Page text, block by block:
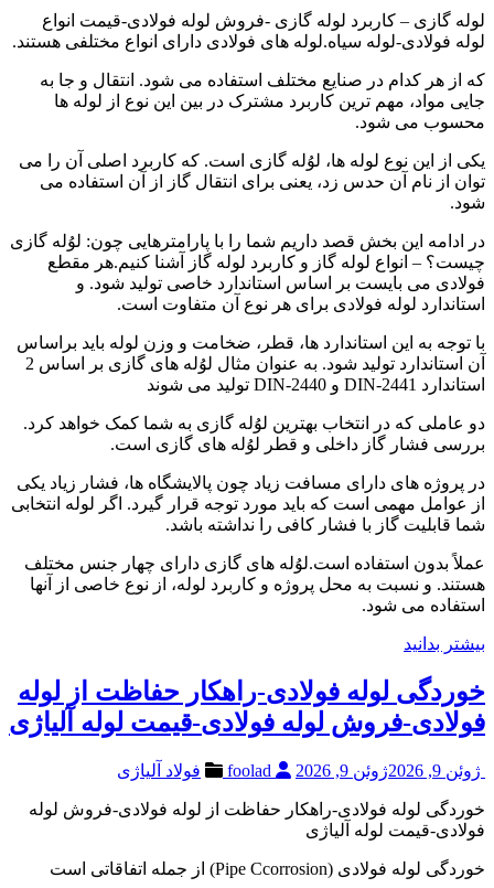
لوله گازی – کاربرد لوله گازی -فروش لوله فولادی-قیمت انواع
لوله فولادی-لوله سیاه.لوله های فولادی دارای انواع مختلفی هستند.
که از هر کدام در صنایع مختلف استفاده می شود. انتقال و جا به
جایی مواد، مهم ترین کاربرد مشترک در بین این نوع از لوله ها
محسوب می شود.
یکی از این نوع لوله ها، لوُله گازی است. که کاربرد اصلی آن را می
توان از نام آن حدس زد، یعنی برای انتقال گاز از آن استفاده می
شود.
در ادامه این بخش قصد داریم شما را با پارامترهایی چون: لوُله گازی
چیست؟ – انواع لوله گاز و کاربرد لوله گاز آشنا کنیم.هر مقطع
فولادی می بایست بر اساس استاندارد خاصی تولید شود. و
استاندارد لوله فولادی برای هر نوع آن متفاوت است.
با توجه به این استاندارد ها، قطر، ضخامت و وزن لوله باید براساس
آن استاندارد تولید شود. به عنوان مثال لوُله های گازی بر اساس 2
استاندارد DIN-2441 و DIN-2440 تولید می شوند
دو عاملی که در انتخاب بهترین لوُله گازی به شما کمک خواهد کرد.
بررسی فشار گاز داخلی و قطر لوُله های گازی است.
در پروژه های دارای مسافت زیاد چون پالایشگاه ها، فشار زیاد یکی
از عوامل مهمی است که باید مورد توجه قرار گیرد. اگر لوله انتخابی
شما قابلیت گاز با فشار کافی را نداشته باشد.
عملاً بدون استفاده است.لوُله های گازی دارای چهار جنس مختلف
هستند. و نسبت به محل پروژه و کاربرد لوله، از نوع خاصی از آنها
استفاده می شود.
بیشتر بدانید
خوردگی لوله فولادی-راهکار حفاظت از لوله
فولادی-فروش لوله فولادی-قیمت لوله آلیاژی
ژوئن 9, 2026 ژوئن 9, 2026 فولاد آلیاژی
خوردگی لوله فولادی-راهکار حفاظت از لوله فولادی-فروش لوله
فولادی-قیمت لوله آلیاژی
خوردگی لوله فولادی (Pipe Ccorrosion) از جمله اتفاقاتی است